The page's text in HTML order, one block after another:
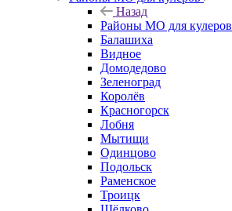
Назад
Районы МО для кулеров
Балашиха
Видное
Домодедово
Зеленоград
Королёв
Красногорск
Лобня
Мытищи
Одинцово
Подольск
Раменское
Троицк